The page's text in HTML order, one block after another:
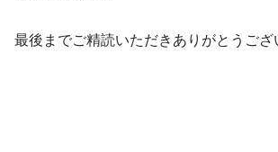
最後までご精読いただきありがとうござ